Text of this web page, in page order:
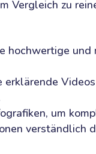
Vergleich zu
hochwertige und
erklärende
um
verständlich